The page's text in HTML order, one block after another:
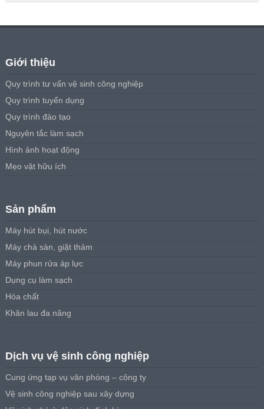
Giới thiệu
Quy trình tư vấn vệ sinh công nghiệp
Quy trình tuyển dụng
Quy trình đào tạo
Nguyên tắc làm sạch
Hình ảnh hoạt động
Mẹo vặt hữu ích
Sản phẩm
Máy hút bụi, hút nước
Máy chà sàn, giặt thảm
Máy phun rửa áp lực
Dụng cụ làm sạch
Hóa chất
Khăn lau đa năng
Dịch vụ vệ sinh công nghiệp
Cung ứng tạp vụ văn phòng – công ty
Vệ sinh công nghiệp sau xây dựng